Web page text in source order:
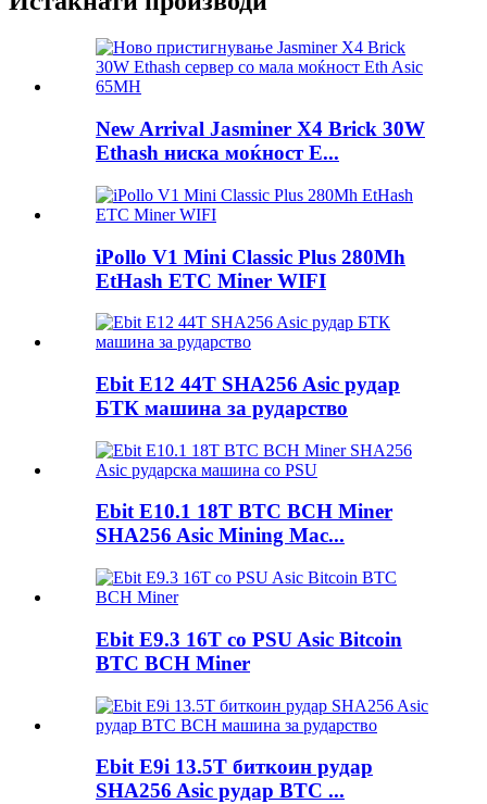
New Arrival Jasminer X4 Brick 30W
Ethash ниска моќност E...
iPollo V1 Mini Classic Plus 280Mh
EtHash ETC Miner WIFI
Ebit E12 44T SHA256 Asic рудар
БТК машина за рударство
Ebit E10.1 18T BTC BCH Miner
SHA256 Asic Mining Mac...
Ebit E9.3 16T со PSU Asic Bitcoin
BTC BCH Miner
Ebit E9i 13.5T биткоин рудар
SHA256 Asic рудар BTC ...